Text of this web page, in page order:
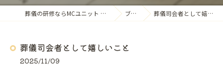
葬儀の研修ならMCユニット ランコントル ブログ 葬儀司会者として嬉しいこと
葬儀司会者として嬉しいこと
2025/11/09